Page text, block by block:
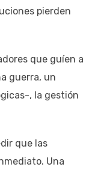
pierden
que guíen a
guerra, un
, la gestión
que las
Una